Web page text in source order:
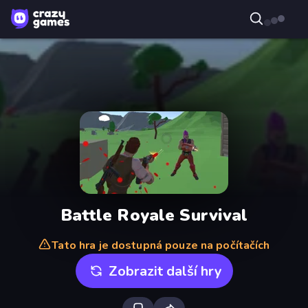
Battle Royale Survival
Tato hra je dostupná pouze na počítačích
Zobrazit další hry